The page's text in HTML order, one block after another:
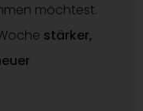
möchtest.
stärker,